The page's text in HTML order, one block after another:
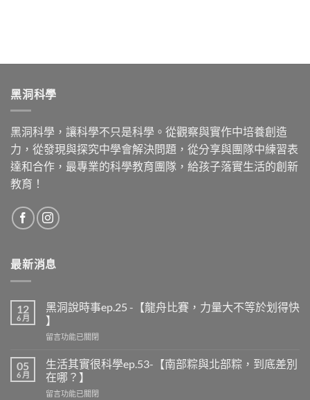
黑洞科學
黑洞科學，讓科學不只是科學。從觀察與實作中培養創造
力，從發現與探究中學會解決問題，從分享與團隊中練習表
達和合作，最專業的科學教育團隊，給孩子落實生活的創新
教育！
最新消息
12
6 月
黑洞說時事ep.25 -【龍舟比賽，力量大不等於划得快
】
在
洞
說
時
事
留言功能已關閉
05
6 月
生活其實很科學ep.53-【南部粽與北部粽，到底差別
在哪？】
在
留言功能已關閉